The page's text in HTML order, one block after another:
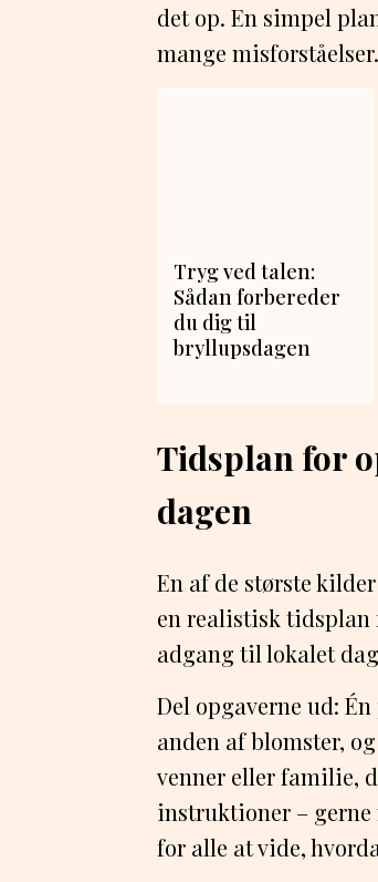
det op. En simpel
mange misforståelser.
Tryg ved talen:
Sådan forbereder
du dig til
bryllupsdagen
Tidsplan for
dagen
En af de største
en realistisk tidsplan
adgang til lokalet
Del opgaverne ud:
anden af blomster,
venner eller familie,
instruktioner – gerne
for alle at vide,